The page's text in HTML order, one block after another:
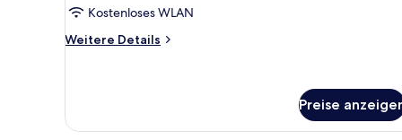
Kostenloses WLAN
Weitere Details
Weitere
Preise